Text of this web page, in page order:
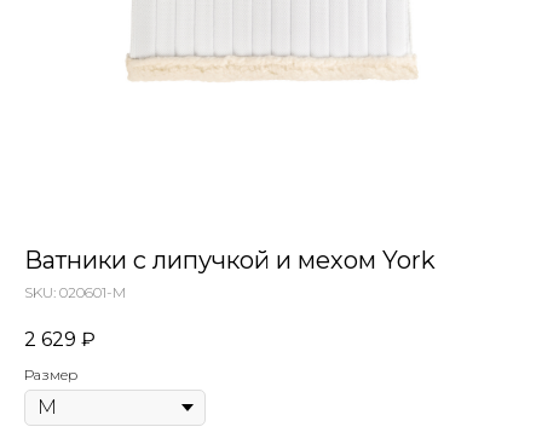
Ватники с липучкой и мехом York
SKU: 020601-M
2 629 ₽
Размер